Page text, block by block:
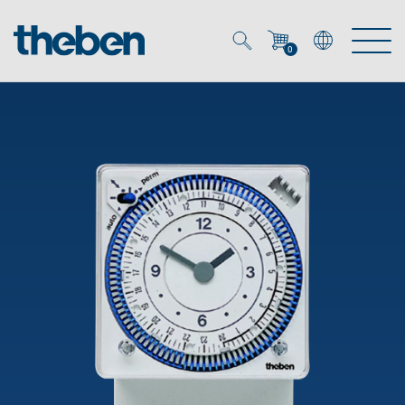
0
Energy Manager
Smart Home
OEM-Lösungen
Ansprechpartner OEM
OEM-Referenzen
Zeit- und Lichtsteuerung
DALI-2 Lichtsteuerung
Downloads
Unternehmen